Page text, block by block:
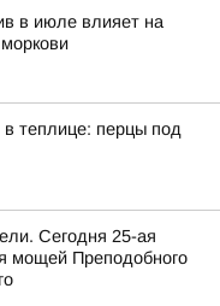
в июле влияет на
теплице: перцы под
Сегодня 25-ая
мощей Преподобного